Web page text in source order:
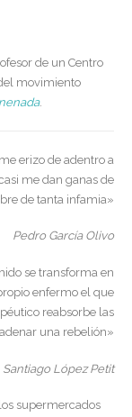
de un Centro
movimiento
.
erizo de adentro a
me dan ganas de
de tanta infamia»
Pedro García Olivo
se transforma en
enfermo el que
reabsorbe las
una rebelión»
Santiago López Petit
supermercados